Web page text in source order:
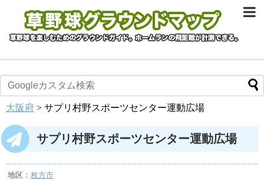
大阪府 > サプリ村野スポーツセンター運動広場
サプリ村野スポーツセンター運動広場
地区： 枚方市